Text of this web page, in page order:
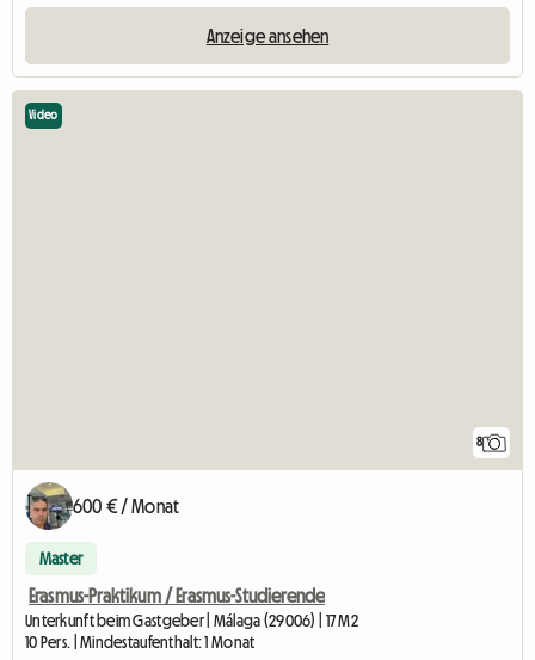
Anzeige ansehen
8
Video
600 € / Monat
Master
Erasmus-Praktikum / Erasmus-Studierende
Unterkunft beim Gastgeber | Málaga (29006) | 17 M2
10 Pers. | Mindestaufenthalt: 1 Monat